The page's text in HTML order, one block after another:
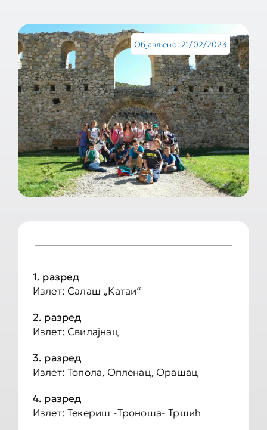
Документа школе
Контакт
Објављено: 21/02/2023
1. разред
Излет: Салаш „Катаи“
2. разред
Излет: Свилајнац
3. разред
Излет: Топола, Опленац, Орашац
4. рaзрeд
Излет: Текериш -Троноша- Тршић